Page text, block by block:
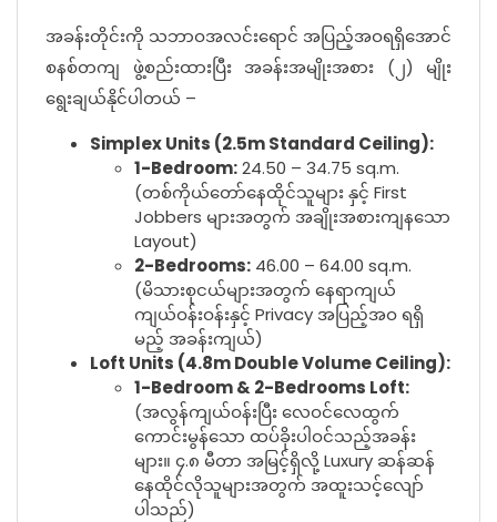
အခန်းတိုင်းကို သဘာဝအလင်းရောင် အပြည့်အဝရရှိအောင်
စနစ်တကျ ဖွဲ့စည်းထားပြီး အခန်းအမျိုးအစား (၂) မျိုး
ရွေးချယ်နိုင်ပါတယ် –
Simplex Units (2.5m Standard Ceiling):
1-Bedroom:24.50 – 34.75 sq.m.
(တစ်ကိုယ်တော်နေထိုင်သူများ နှင့် First
Jobbers များအတွက် အချိုးအစားကျနသော
Layout)
2-Bedrooms: 46.00 – 64.00 sq.m.
(မိသားစုငယ်များအတွက် နေရာကျယ်
ကျယ်ဝန်းဝန်းနှင့် Privacy အပြည့်အဝ ရရှိ
မည့် အခန်းကျယ်)
Loft Units (4.8m Double Volume Ceiling):
1-Bedroom & 2-Bedrooms Loft:
(အလွန်ကျယ်ဝန်းပြီး လေဝင်လေထွက်
ကောင်းမွန်သော ထပ်ခိုးပါဝင်သည့်အခန်း
များ။ ၄.၈ မီတာ အမြင့်ရှိလို့ Luxury ဆန်ဆန်
နေထိုင်လိုသူများအတွက် အထူးသင့်လျော်
ပါသည်)